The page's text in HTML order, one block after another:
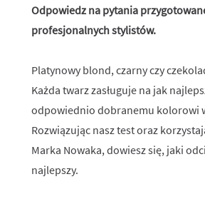
Odpowiedz na pytania
profesjonalnych stylistów.
Platynowy blond, czarny czy
Każda twarz zasługuje na jak
odpowiednio dobranemu kolorowi
Rozwiązując nasz test oraz
Marka Nowaka, dowiesz się, jaki
najlepszy.